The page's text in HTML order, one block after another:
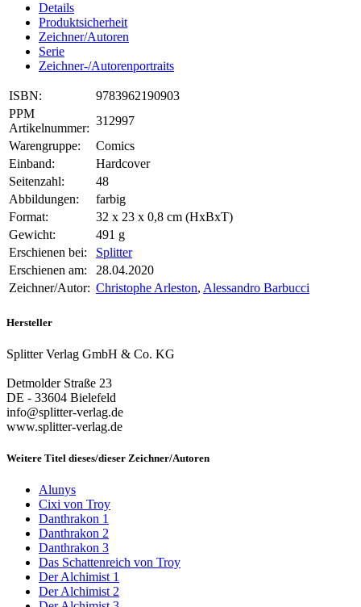
Details
Produktsicherheit
Zeichner/Autoren
Serie
Zeichner-/Autorenportraits
ISBN:
9783962190903
PPM
Artikelnummer:
312997
Warengruppe:
Comics
Einband:
Hardcover
Seitenzahl:
48
Abbildungen:
farbig
Format:
32 x 23 x 0,8 cm (HxBxT)
Gewicht:
491 g
Erschienen bei:
Splitter
Erschienen am:
28.04.2020
Zeichner/Autor: Christophe Arleston, Alessandro Barbucci
Hersteller
Splitter Verlag GmbH & Co. KG
Detmolder Straße 23
DE - 33604 Bielefeld
info@splitter-verlag.de
www.splitter-verlag.de
Weitere Titel dieses/dieser Zeichner/Autoren
Alunys
Cixi von Troy
Danthrakon 1
Danthrakon 2
Danthrakon 3
Das Schattenreich von Troy
Der Alchimist 1
Der Alchimist 2